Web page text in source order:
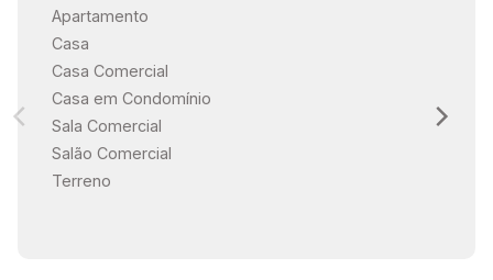
Apartamento
Casa
Casa Comercial
Casa em Condomínio
Sala Comercial
Salão Comercial
Terreno